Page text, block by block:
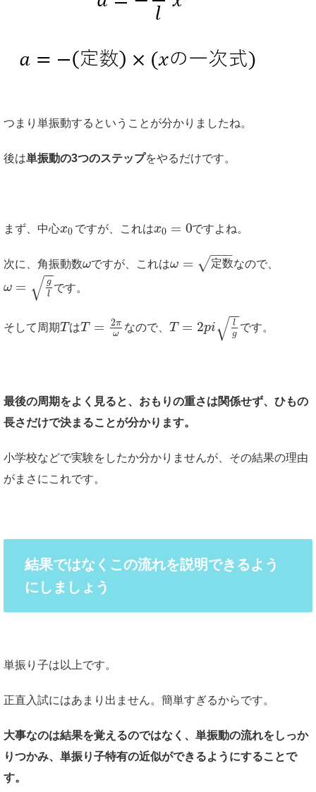
つまり単振動するということが分かりましたね。
後は単振動の3つのステップをやるだけです。
まず、中心x0 ですが、これはx0 = 0ですよね。
次に、角振動数ωですが、これはω = 定数
−−
−
√ なので、
ω =
g
l
−
−
√ です。
そして周期T はT = 2π
ω
なので、 T = 2pi
l
g
−
−
√ です。
最後の周期をよく見ると、おもりの重さは関係せず、ひもの
長さだけで決まることが分かります。
小学校などで実験をしたか分かりませんが、その結果の理由
がまさにこれです。
結果ではなくこの流れを説明できるよう
にしましょう
単振り子は以上です。
正直入試にはあまり出ません。簡単すぎるからです。
大事なのは結果を覚えるのではなく、単振動の流れをしっか
りつかみ、単振り子特有の近似ができるようにすることで
す。